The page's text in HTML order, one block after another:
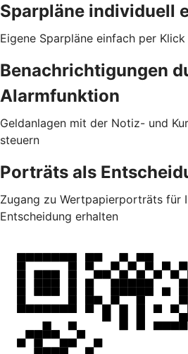
Sparpläne individuell
Eigene Sparpläne einfach per
Benachrichtigungen
Alarmfunktion
Geldanlagen mit der Notiz- und
steuern
Porträts als
Zugang zu Wertpapierporträts für
Entscheidung erhalten